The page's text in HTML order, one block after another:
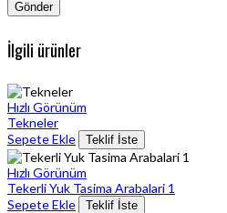
İlgili ürünler
Hızlı Görünüm
Tekneler
Sepete Ekle
Teklif İste
Hızlı Görünüm
Tekerli Yuk Tasima Arabalari 1
Sepete Ekle
Teklif İste